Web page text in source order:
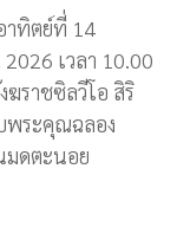
ตย์ที่ 14
เวลา 10.00
ฆราชซิลวีโอ สิริ
พระคุณฉลอง
ดตะนอย